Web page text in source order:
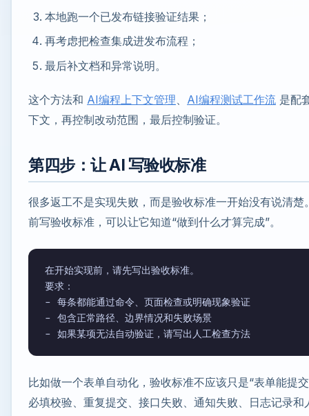
本地跑一个已发布链接验证结果；
再考虑把检查集成进发布流程；
最后补文档和异常说明。
这个方法和 AI编程上下文管理 AI编程测试工作流 是配
下文，再控制改动范围，最后控制验证。
第四步：让 AI 写验收标准
很多返工不是实现失败，而是验收标准一开始没有说清
前写验收标准，可以让它知道“做到什么才算完成”。
在开始实现前，请先写出验收标准。
要求：
- 每条都能通过命令、页面检查或明确现象验证
- 包含正常路径、边界情况和失败场景
比如做一个表单自动化，验收标准不应该只是“表单能提
必填校验、重复提交、接口失败、通知失败、日志记录和